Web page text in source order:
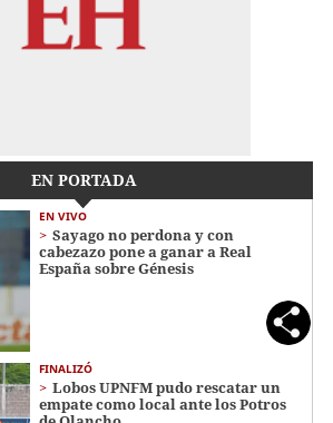
EN PORTADA
EN VIVO
Sayago no perdona y con
cabezazo pone a ganar a Real
España sobre Génesis
FINALIZÓ
Lobos UPNFM pudo rescatar un
empate como local ante los Potros